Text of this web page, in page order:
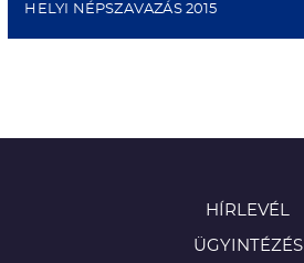
HELYI NÉPSZAVAZÁS 2015
HÍRLEVÉL
ÜGYINTÉZÉS